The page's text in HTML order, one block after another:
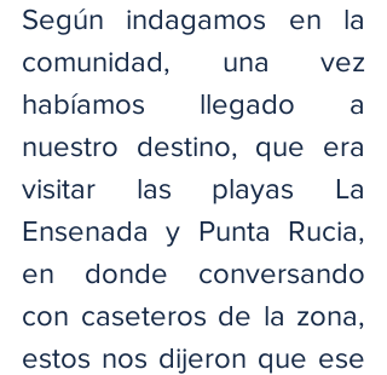
Según indagamos en la
comunidad, una vez
habíamos llegado a
nuestro destino, que era
visitar las playas La
Ensenada y Punta Rucia,
en donde conversando
con caseteros de la zona,
estos nos dijeron que ese